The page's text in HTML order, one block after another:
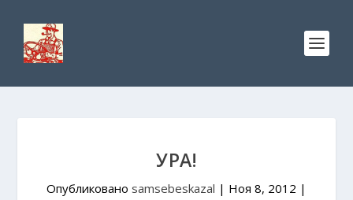
УРА!
Опубликовано samsebeskazal | Ноя 8, 2012 |